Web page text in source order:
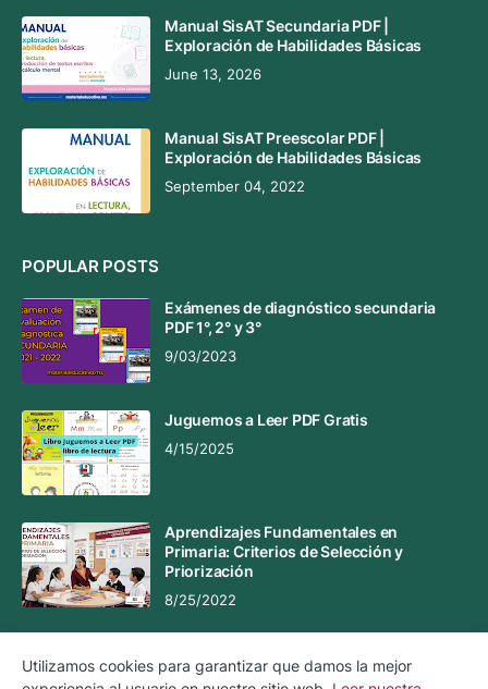
Manual SisAT Secundaria PDF |
Exploración de Habilidades Básicas
June 13, 2026
Manual SisAT Preescolar PDF |
Exploración de Habilidades Básicas
September 04, 2022
POPULAR POSTS
Exámenes de diagnóstico secundaria
PDF 1°, 2° y 3°
9/03/2023
Juguemos a Leer PDF Gratis
4/15/2025
Aprendizajes Fundamentales en
Primaria: Criterios de Selección y
Priorización
8/25/2022
Utilizamos cookies para garantizar que damos la mejor